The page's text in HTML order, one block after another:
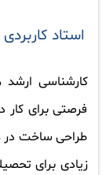
استاد
کارشناسی
فرصتی برای
طراحی ساخت در
زیادی برای